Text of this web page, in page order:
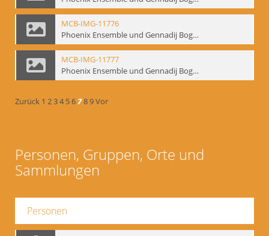
MCB-IMG-11776
Phoenix Ensemble und Gennadij Bogdanow; BM-img-105-2
MCB-IMG-11777
Phoenix Ensemble und Gennadij Bogdanow; BM-img-105-3
Zurück 1 234 56789Vor
Personen, Gruppen, Orte und
Sammlungen
Personen